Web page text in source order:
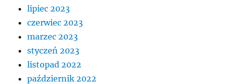
lipiec 2023
czerwiec 2023
marzec 2023
styczeń 2023
listopad 2022
październik 2022